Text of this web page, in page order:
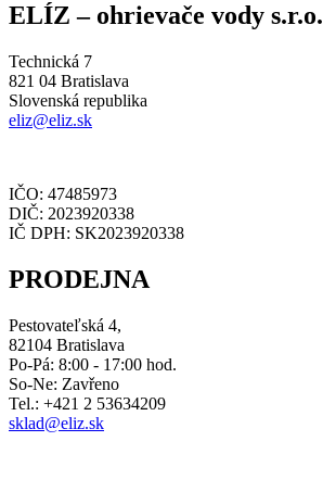
ELÍZ – ohrievače vody s.r.o.
Technická 7
821 04 Bratislava
Slovenská republika
eliz@eliz.sk
IČO: 47485973
DIČ: 2023920338
IČ DPH: SK2023920338
PRODEJNA
Pestovateľská 4,
82104 Bratislava
Po-Pá: 8:00 - 17:00 hod.
So-Ne: Zavřeno
Tel.: +421 2 53634209
sklad@eliz.sk